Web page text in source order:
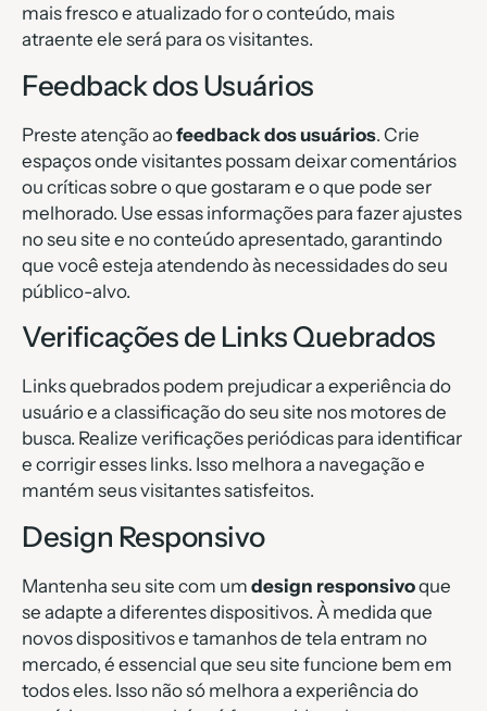
mais fresco e atualizado for o conteúdo, mais
atraente ele será para os visitantes.
Feedback dos Usuários
Preste atenção aofeedback dos usuários. Crie
espaços onde visitantes possam deixar comentários
ou críticas sobre o que gostaram e o que pode ser
melhorado. Use essas informações para fazer ajustes
no seu site e no conteúdo apresentado, garantindo
que você esteja atendendo às necessidades do seu
público-alvo.
Verificações de Links Quebrados
Links quebrados podem prejudicar a experiência do
usuário e a classificação do seu site nos motores de
busca. Realize verificações periódicas para identificar
e corrigir esses links. Isso melhora a navegação e
mantém seus visitantes satisfeitos.
Design Responsivo
Mantenha seu site com um design responsivoque
se adapte a diferentes dispositivos. À medida que
novos dispositivos e tamanhos de tela entram no
mercado, é essencial que seu site funcione bem em
todos eles. Isso não só melhora a experiência do